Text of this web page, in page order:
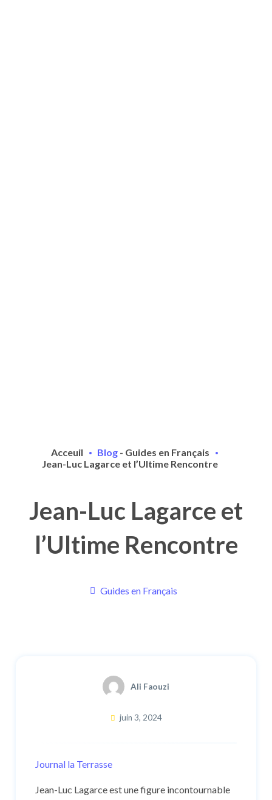
Acceuil Blog - Guides en Français
Jean-Luc Lagarce et l’Ultime Rencontre
Jean-Luc Lagarce et
l’Ultime Rencontre
Guides en Français
Ali Faouzi
juin 3, 2024
Journal la Terrasse
Jean-Luc Lagarce est une figure incontournable